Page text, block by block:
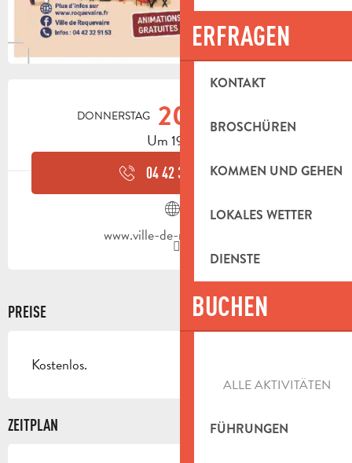
ERFRAGEN
KONTAKT
BROSCHÜREN
KOMMEN UND GEHEN
LOKALES WETTER
DIENSTE
BUCHEN
ALLE AKTIVITÄTEN
FÜHRUNGEN
ÖFFNUNGSZEITEN &
DONNERSTAG 20.
Um 19:00
04 42 32 91▒▒
www.ville-de-roquevaire.fr
PREISE
Kostenlos.
ZEITPLAN